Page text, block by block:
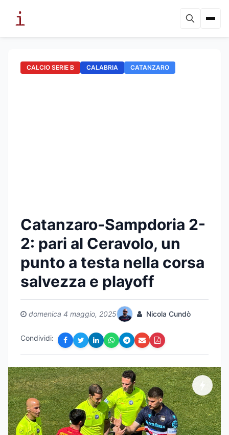
CALCIO SERIE B CALABRIA CATANZARO
Catanzaro-Sampdoria 2-
2: pari al Ceravolo, un
punto a testa nella corsa
salvezza e playoff
domenica 4 maggio, 2025 Nicola Cundò
Condividi: